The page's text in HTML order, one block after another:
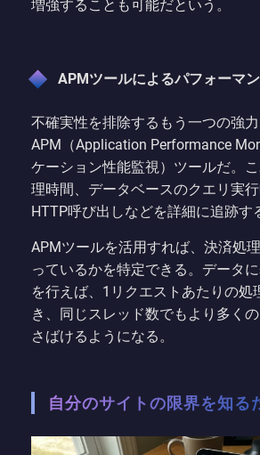
増強することも可能だという。
APMツールによるパフォーマ
不確実性を排除するもう一つの強力
APM（Application Performance
ケーション性能監視）ツールだ。
理時間、データベースのクエリ実
HTTP呼び出しなどを詳細に追跡す
APMツールを活用すれば、決済処
っているかを特定できる。データ
を行えば、1リクエストあたりの処
き、同じスレッド数でもより多く
さばけるようになる。
自分のサイトの限界を知る